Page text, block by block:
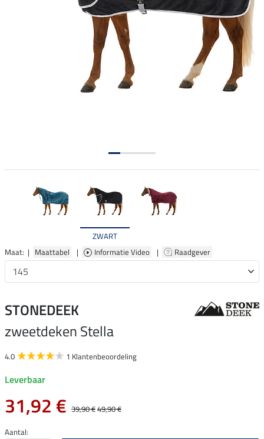
ZWART
Maat: | Maattabel | Informatie Video | Raadgever
STONEDEEK
zweetdeken Stella
4.0 1 Klantenbeoordeling
Leverbaar
31,92 € 39,90 €49,90 €
Aantal: